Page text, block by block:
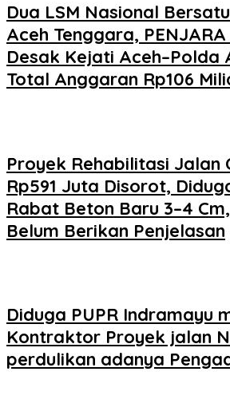
Dua LSM Nasional
Aceh Tenggara, PENJARA
Desak Kejati Aceh–Polda
Total Anggaran Rp106
Proyek Rehabilitasi Jalan
Rp591 Juta Disorot,
Rabat Beton Baru 3–4
Belum Berikan Penjelasan
Diduga PUPR Indramayu
Kontraktor Proyek jalan
perdulikan adanya